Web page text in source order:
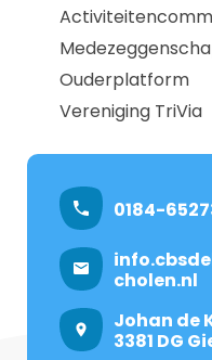
Ouderplatform
Vereniging TriVia
0184-
cholen.nl
Johan de
3381 DG